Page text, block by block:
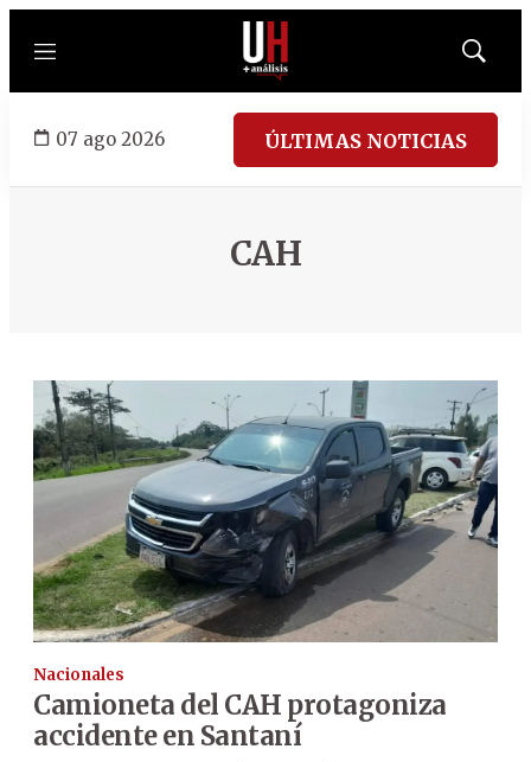
Menú
Mostrar
07 ago 2026 ÚLTIMAS NOTICIAS
CAH
Nacionales
Camioneta del CAH protagoniza
accidente en Santaní